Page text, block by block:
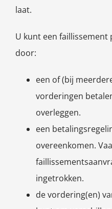
laat.
U kunt een
door:
een of (bij
vorderingen
overleggen.
een
overeenkomen.
ingetrokken.
de vordering(en)